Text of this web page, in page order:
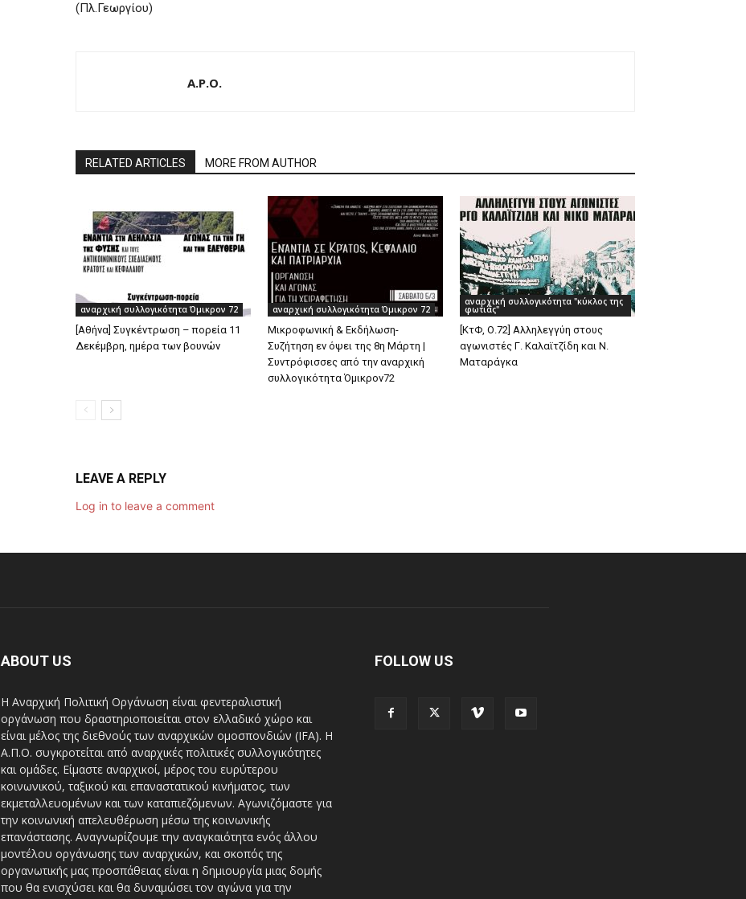
(Πλ.Γεωργίου)
A.P.O.
RELATED ARTICLES MORE FROM AUTHOR
αναρχική συλλογικότητα Όμικρον 72
[Αθήνα] Συγκέντρωση – πορεία 11
Δεκέμβρη, ημέρα των βουνών
αναρχική συλλογικότητα Όμικρον 72
Μικροφωνική & Εκδήλωση-
Συζήτηση εν όψει της 8η Μάρτη |
Συντρόφισσες από την αναρχική
συλλογικότητα Όμικρον72
αναρχική συλλογικότητα "κύκλος της
φωτιάς"
[ΚτΦ, Ο.72] Αλληλεγγύη στους
αγωνιστές Γ. Καλαϊτζίδη και Ν.
Ματαράγκα
LEAVE A REPLY
Log in to leave a comment
ABOUT US
Η Αναρχική Πολιτική Οργάνωση είναι φεντεραλιστική
οργάνωση που δραστηριοποιείται στον ελλαδικό χώρο και
είναι μέλος της διεθνούς των αναρχικών ομοσπονδιών (IFA). H
A.Π.Ο. συγκροτείται από αναρχικές πολιτικές συλλογικότητες
και ομάδες. Είμαστε αναρχικοί, μέρος του ευρύτερου
κοινωνικού, ταξικού και επαναστατικού κινήματος, των
εκμεταλλευομένων και των καταπιεζόμενων. Αγωνιζόμαστε για
την κοινωνική απελευθέρωση μέσω της κοινωνικής
επανάστασης. Αναγνωρίζουμε την αναγκαιότητα ενός άλλου
μοντέλου οργάνωσης των αναρχικών, και σκοπός της
οργανωτικής μας προσπάθειας είναι η δημιουργία μιας δομής
που θα ενισχύσει και θα δυναμώσει τον αγώνα για την
FOLLOW US